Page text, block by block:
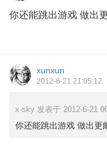
你还能跳出游戏 做出
xunxun
2012-6-21 21:05:12
x-sky 发表于 2012-6-21
你还能跳出游戏 做出更